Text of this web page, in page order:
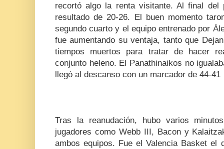
recortó algo la renta visitante. Al final
resultado de 20-26. El buen momento
segundo cuarto y el equipo entrenado por
fue aumentando su ventaja, tanto que
tiempos muertos para tratar de hacer
conjunto heleno. El Panathinaikos no
llegó al descanso con un marcador de 44-41
Tras la reanudación, hubo varios
jugadores como Webb III, Bacon y
ambos equipos. Fue el Valencia Basket